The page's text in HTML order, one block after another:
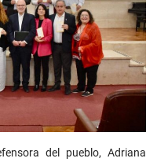
del pueblo, Adriana